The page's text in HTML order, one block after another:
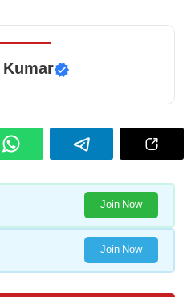
Join Now
Join Now